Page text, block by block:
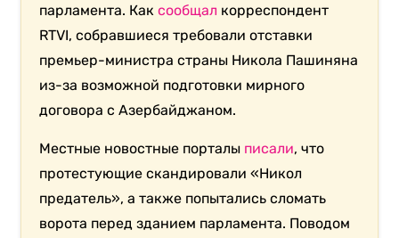
парламента. Каксообщал корреспондент
RTVI, собравшиеся требовали отставки
премьер-министра страны Никола Пашиняна
из-за возможной подготовки мирного
договора с Азербайджаном.
Местные новостные порталы писали, что
протестующие скандировали «Никол
предатель», а также попытались сломать
ворота перед зданием парламента. Поводом